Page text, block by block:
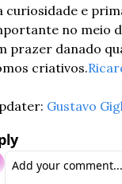
curiosidade e
no meio
prazer danado
criativos.
Gustavo